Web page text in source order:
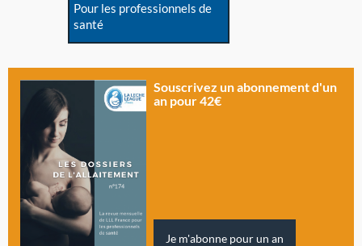
Pour les professionnels de
santé
Souscrivez un abonnement d'un
an pour 42€
Je m'abonne pour un an